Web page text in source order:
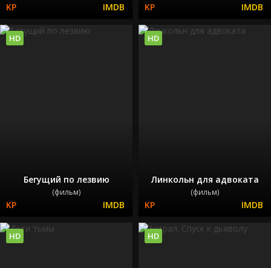
Бегущий по лезвию
(фильм)
HD
Линкольн для адвоката
(фильм)
HD
HD HD